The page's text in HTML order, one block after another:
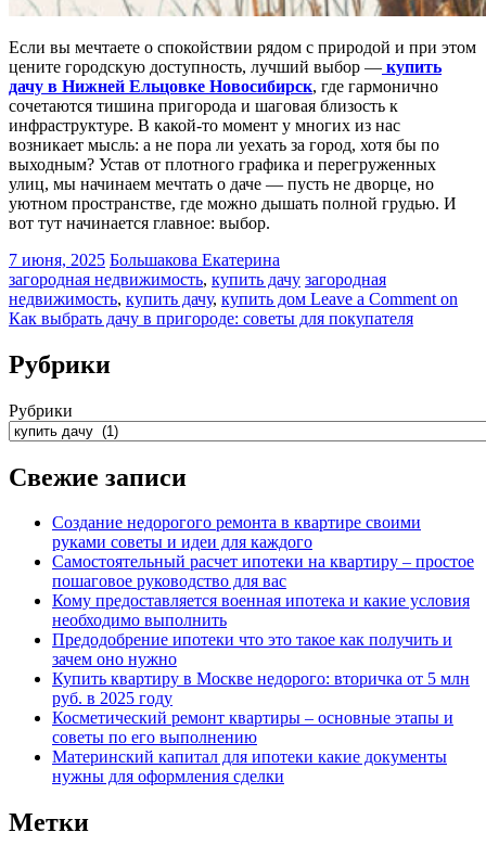
Если вы мечтаете о спокойствии рядом с природой и при этом
цените городскую доступность, лучший выбор — купить
дачу в Нижней Ельцовке Новосибирск, где гармонично
сочетаются тишина пригорода и шаговая близость к
инфраструктуре. В какой-то момент у многих из нас
возникает мысль: а не пора ли уехать за город, хотя бы по
выходным? Устав от плотного графика и перегруженных
улиц, мы начинаем мечтать о даче — пусть не дворце, но
уютном пространстве, где можно дышать полной грудью. И
вот тут начинается главное: выбор.
7 июня, 2025 Большакова Екатерина
загородная недвижимость, купить дачу загородная
недвижимость, купить дачу, купить дом Leave a Comment on
Как выбрать дачу в пригороде: советы для покупателя
Рубрики
Рубрики
Свежие записи
Создание недорогого ремонта в квартире своими
руками советы и идеи для каждого
Самостоятельный расчет ипотеки на квартиру – простое
пошаговое руководство для вас
Кому предоставляется военная ипотека и какие условия
необходимо выполнить
Предодобрение ипотеки что это такое как получить и
зачем оно нужно
Купить квартиру в Москве недорого: вторичка от 5 млн
руб. в 2025 году
Косметический ремонт квартиры – основные этапы и
советы по его выполнению
Материнский капитал для ипотеки какие документы
нужны для оформления сделки
Метки